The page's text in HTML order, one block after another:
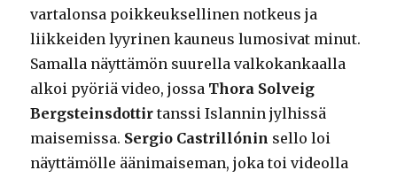
vartalonsa poikkeuksellinen notkeus ja
liikkeiden lyyrinen kauneus lumosivat minut.
Samalla näyttämön suurella valkokankaalla
alkoi pyöriä video, jossa Thora Solveig
Bergsteinsdottir tanssi Islannin jylhissä
maisemissa. Sergio Castrillónin sello loi
näyttämölle äänimaiseman, joka toi videolla